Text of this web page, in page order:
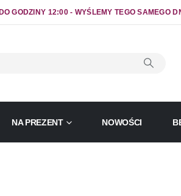
GODZINY 12:00 - WYŚLEMY TEGO SAMEGO
NA PREZENT NOWOŚCI